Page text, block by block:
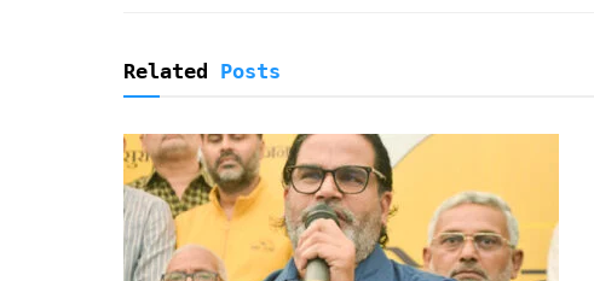
Related Posts